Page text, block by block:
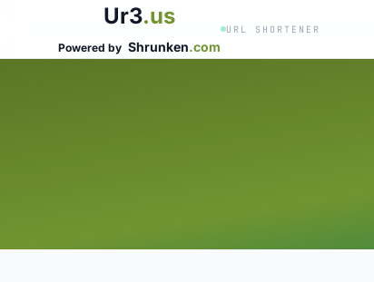
Ur3.us
Powered by Shrunken.com
URL SHORTENER